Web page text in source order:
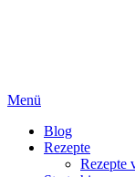
Menü
Blog
Rezepte
Rezepte